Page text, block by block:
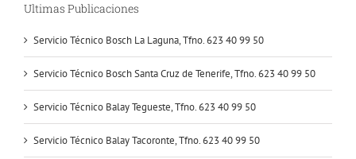
Ultimas Publicaciones
Servicio Técnico Bosch La Laguna, Tfno. 623 40 99 50
Servicio Técnico Bosch Santa Cruz de Tenerife, Tfno. 623 40 99 50
Servicio Técnico Balay Tegueste, Tfno. 623 40 99 50
Servicio Técnico Balay Tacoronte, Tfno. 623 40 99 50